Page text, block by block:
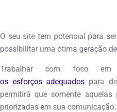
O seu site tem potencial para
possibilitar uma ótima geração
Trabalhar com foco em
os esforços adequados para
permitirá que somente
priorizadas em sua comunicação.